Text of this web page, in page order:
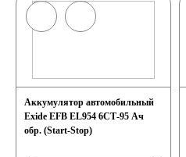
Аккумуляторы для
систем
Аккумулятор автомобильный
Exide EFB EL954 6СТ-95 Ач
обр. (Start-Stop)